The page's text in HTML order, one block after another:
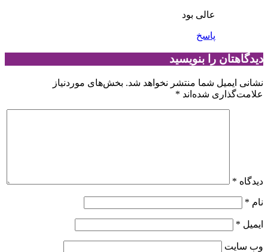
عالی بود
پاسخ
دیدگاهتان را بنویسید
نشانی ایمیل شما منتشر نخواهد شد. بخش‌های موردنیاز
علامت‌گذاری شده‌اند *
دیدگاه *
نام *
ایمیل *
وب‌ سایت